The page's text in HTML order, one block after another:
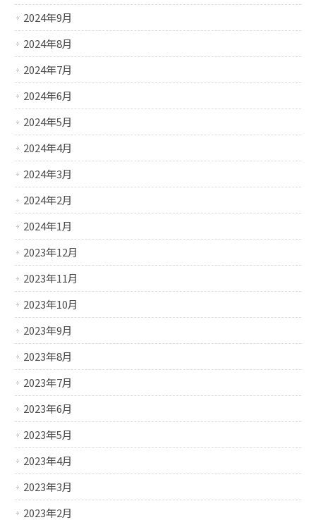
2024年9月
2024年8月
2024年7月
2024年6月
2024年5月
2024年4月
2024年3月
2024年2月
2024年1月
2023年12月
2023年11月
2023年10月
2023年9月
2023年8月
2023年7月
2023年6月
2023年5月
2023年4月
2023年3月
2023年2月